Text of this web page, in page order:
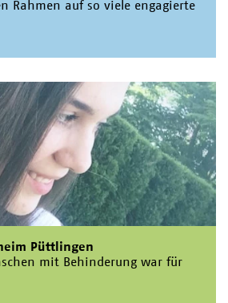
Rahmen auf so viele engagierte
Püttlingen
mit Behinderung war für